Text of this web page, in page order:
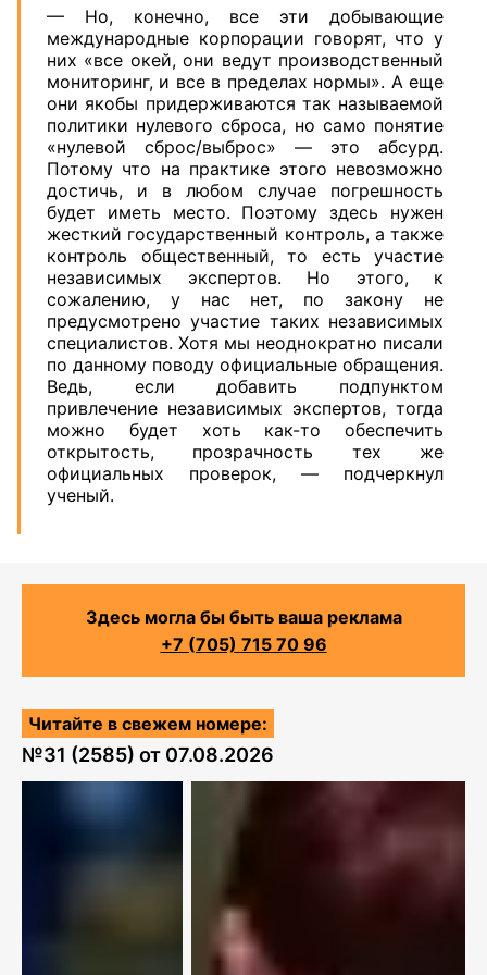
— Но, конечно, все эти добывающие
международные корпорации говорят, что у
них «все окей, они ведут производственный
мониторинг, и все в пределах нормы». А еще
они якобы придерживаются так называемой
политики нулевого сброса, но само понятие
«нулевой сброс/выброс» — это абсурд.
Потому что на практике этого невозможно
достичь, и в любом случае погрешность
будет иметь место. Поэтому здесь нужен
жесткий государственный контроль, а также
контроль общественный, то есть участие
независимых экспертов. Но этого, к
сожалению, у нас нет, по закону не
предусмотрено участие таких независимых
специалистов. Хотя мы неоднократно писали
по данному поводу официальные обращения.
Ведь, если добавить подпунктом
привлечение независимых экспертов, тогда
можно будет хоть как-то обеспечить
открытость, прозрачность тех же
официальных проверок, — подчеркнул
ученый.
Здесь могла бы быть ваша реклама
+7 (705) 715 70 96
Читайте в свежем номере:
№31 (2585) от 07.08.2026